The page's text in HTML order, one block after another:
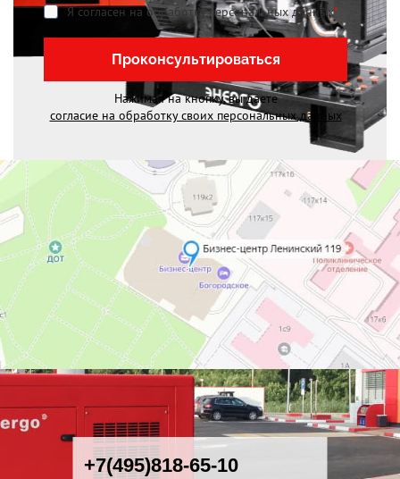
Я согласен на обработку персональных данных*
Проконсультироваться
Нажимая на кнопку, вы даете
согласие на обработку своих персональных данных
+7(495)818-65-10